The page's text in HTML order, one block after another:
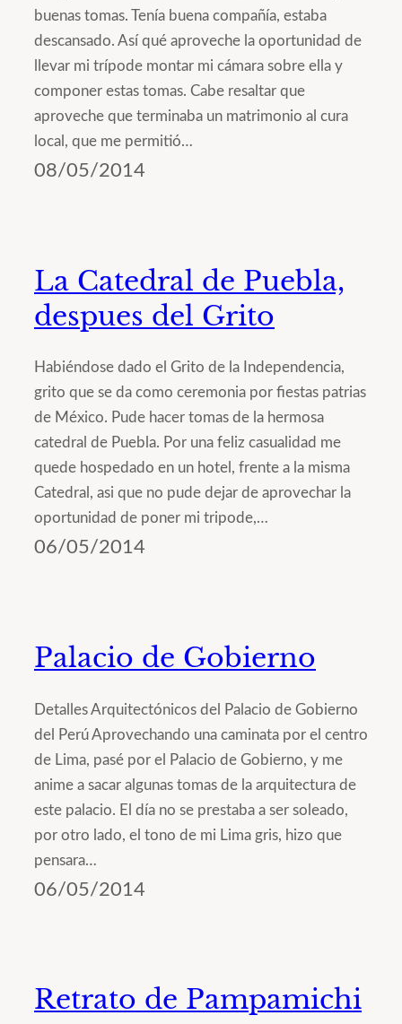
buenas tomas. Tenía buena compañía, estaba
descansado. Así qué aproveche la oportunidad de
llevar mi trípode montar mi cámara sobre ella y
componer estas tomas. Cabe resaltar que
aproveche que terminaba un matrimonio al cura
local, que me permitió…
08/05/2014
La Catedral de Puebla,
despues del Grito
Habiéndose dado el Grito de la Independencia,
grito que se da como ceremonia por fiestas patrias
de México. Pude hacer tomas de la hermosa
catedral de Puebla. Por una feliz casualidad me
quede hospedado en un hotel, frente a la misma
Catedral, asi que no pude dejar de aprovechar la
oportunidad de poner mi tripode,…
06/05/2014
Palacio de Gobierno
Detalles Arquitectónicos del Palacio de Gobierno
del Perú Aprovechando una caminata por el centro
de Lima, pasé por el Palacio de Gobierno, y me
anime a sacar algunas tomas de la arquitectura de
este palacio. El día no se prestaba a ser soleado,
por otro lado, el tono de mi Lima gris, hizo que
pensara…
06/05/2014
Retrato de Pampamichi